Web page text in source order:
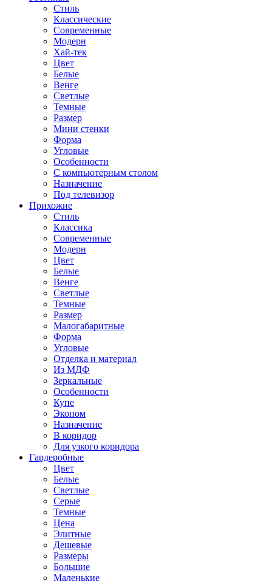
Стиль
Классические
Современные
Модерн
Хай-тек
Цвет
Белые
Венге
Светлые
Темные
Размер
Мини стенки
Форма
Угловые
Особенности
С компьютерным столом
Назначение
Под телевизор
Прихожие
Стиль
Классика
Современные
Модерн
Цвет
Белые
Венге
Светлые
Темные
Размер
Малогабаритные
Форма
Угловые
Отделка и материал
Из МДФ
Зеркальные
Особенности
Купе
Эконом
Назначение
В коридор
Для узкого коридора
Гардеробные
Цвет
Белые
Светлые
Серые
Темные
Цена
Элитные
Дешевые
Размеры
Большие
Маленькие